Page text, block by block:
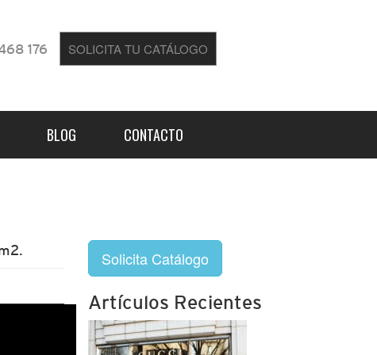
176 SOLICITA TU CATÁLOGO
BLOG CONTACTO
Solicita Catálogo
Artículos Recientes